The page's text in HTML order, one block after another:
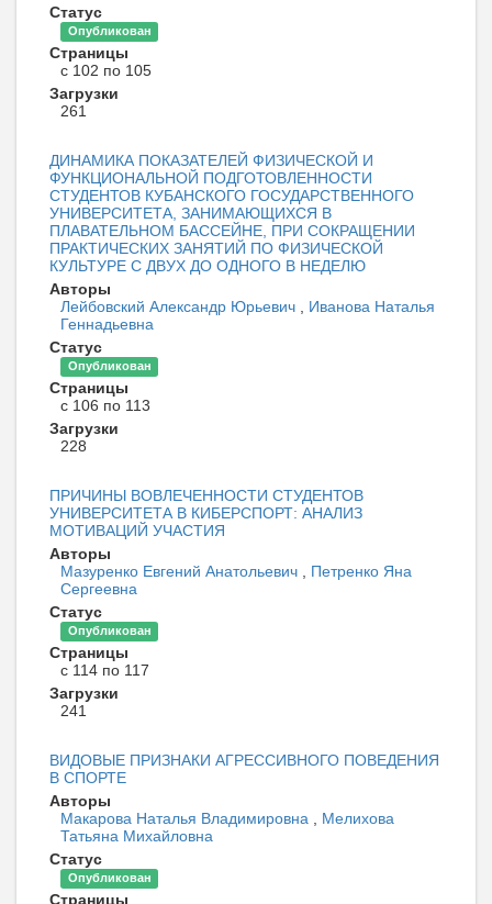
Статус
Опубликован
Страницы
с 102 по 105
Загрузки
261
ДИНАМИКА ПОКАЗАТЕЛЕЙ ФИЗИЧЕСКОЙ И
ФУНКЦИОНАЛЬНОЙ ПОДГОТОВЛЕННОСТИ
СТУДЕНТОВ КУБАНСКОГО ГОСУДАРСТВЕННОГО
УНИВЕРСИТЕТА, ЗАНИМАЮЩИХСЯ В
ПЛАВАТЕЛЬНОМ БАССЕЙНЕ, ПРИ СОКРАЩЕНИИ
ПРАКТИЧЕСКИХ ЗАНЯТИЙ ПО ФИЗИЧЕСКОЙ
КУЛЬТУРЕ С ДВУХ ДО ОДНОГО В НЕДЕЛЮ
Авторы
Лейбовский Александр Юрьевич , Иванова Наталья
Геннадьевна
Статус
Опубликован
Страницы
с 106 по 113
Загрузки
228
ПРИЧИНЫ ВОВЛЕЧЕННОСТИ СТУДЕНТОВ
УНИВЕРСИТЕТА В КИБЕРСПОРТ: АНАЛИЗ
МОТИВАЦИЙ УЧАСТИЯ
Авторы
Мазуренко Евгений Анатольевич , Петренко Яна
Сергеевна
Статус
Опубликован
Страницы
с 114 по 117
Загрузки
241
ВИДОВЫЕ ПРИЗНАКИ АГРЕССИВНОГО ПОВЕДЕНИЯ
В СПОРТЕ
Авторы
Макарова Наталья Владимировна , Мелихова
Татьяна Михайловна
Статус
Опубликован
Страницы